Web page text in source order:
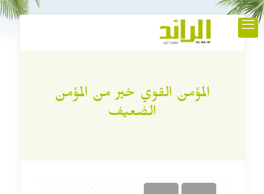
المؤمن القوي خير من المؤمن
الضعيف